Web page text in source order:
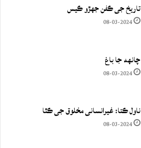
تاريخ جي ڪفن جھڙو ڪيس
08-03-2024
چانهه جا باغ
08-03-2024
ناول ڪتا: غيرانساني مخلوق جي ڪٿا
08-03-2024